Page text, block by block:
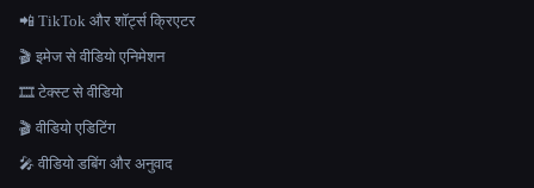
📲 TikTok और शॉर्ट्स क्रिएटर
🎬 इमेज से वीडियो एनिमेशन
🎞️ टेक्स्ट से वीडियो
🎬 वीडियो एडिटिंग
🎤 वीडियो डबिंग और अनुवाद